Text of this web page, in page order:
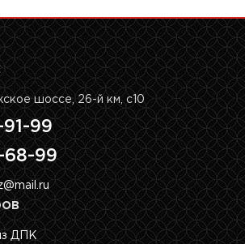
шоссе, 26-й км, с10
99
68-99
ДПК